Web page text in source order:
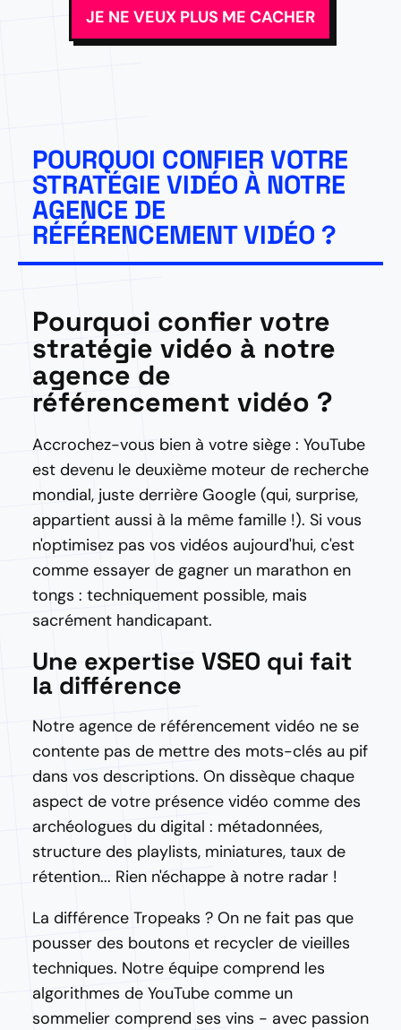
JE NE VEUX PLUS ME CACHER
POURQUOI CONFIER VOTRE
STRATÉGIE VIDÉO À NOTRE
AGENCE DE
RÉFÉRENCEMENT VIDÉO ?
Pourquoi confier votre
stratégie vidéo à notre
agence de
référencement vidéo ?
Accrochez-vous bien à votre siège : YouTube
est devenu le deuxième moteur de recherche
mondial, juste derrière Google (qui, surprise,
appartient aussi à la même famille !). Si vous
n'optimisez pas vos vidéos aujourd'hui, c'est
comme essayer de gagner un marathon en
tongs : techniquement possible, mais
sacrément handicapant.
Une expertise VSEO qui fait
la différence
Notre agence de référencement vidéo ne se
contente pas de mettre des mots-clés au pif
dans vos descriptions. On dissèque chaque
aspect de votre présence vidéo comme des
archéologues du digital : métadonnées,
structure des playlists, miniatures, taux de
rétention... Rien n'échappe à notre radar !
La différence Tropeaks ? On ne fait pas que
pousser des boutons et recycler de vieilles
techniques. Notre équipe comprend les
algorithmes de YouTube comme un
sommelier comprend ses vins - avec passion